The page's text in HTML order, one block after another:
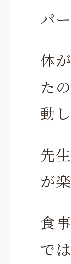
パ
体
た
動
先
が
食
で